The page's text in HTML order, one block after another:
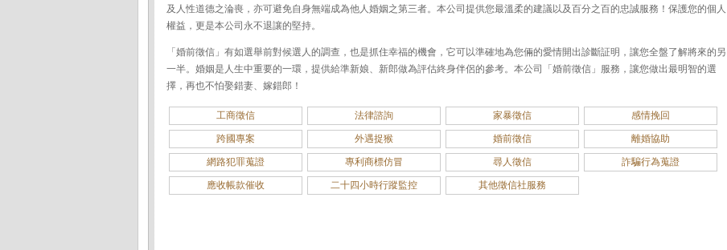
及人性道德之淪喪，亦可避免自身無端成為他人婚姻之第三者。本公司提供您最溫柔的建議以及百分之百的忠誠服務！保護您的個人
權益，更是本公司永不退讓的堅持。
「婚前徵信」有如選舉前對候選人的調查，也是抓住幸福的機會，它可以準確地為您倆的愛情開出診斷証明，讓您全盤了解將來的另
一半。婚姻是人生中重要的一環，提供給準新娘、新郎做為評估終身伴侶的參考。本公司「婚前徵信」服務，讓您做出最明智的選
擇，再也不怕娶錯妻、嫁錯郎！
工商徵信 法律諮詢 家暴徵信 感情挽回
跨國專案 外遇捉猴 婚前徵信 離婚協助
網路犯罪蒐證 專利商標仿冒 尋人徵信 詐騙行為蒐證
應收帳款催收 二十四小時行蹤監控 其他徵信社服務